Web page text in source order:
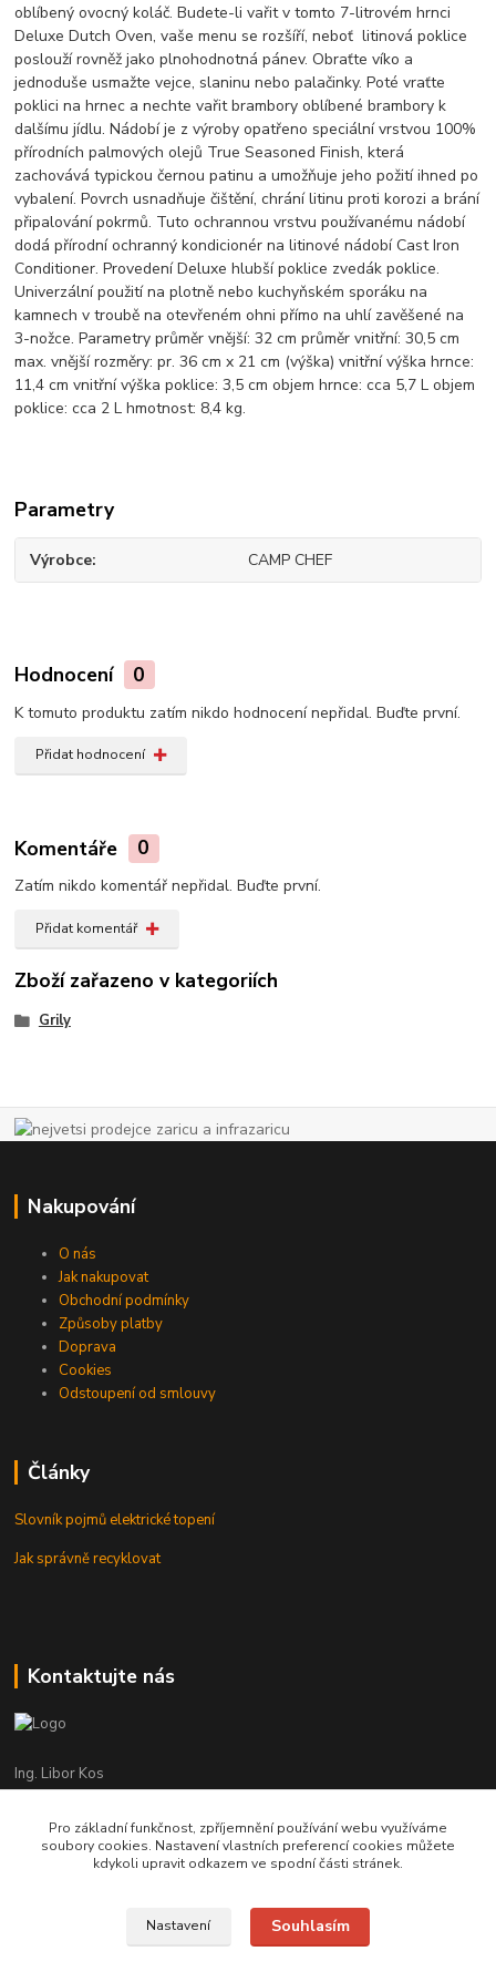
oblíbený ovocný koláč. Budete-li vařit v tomto 7-litrovém hrnci
Deluxe Dutch Oven, vaše menu se rozšíří, neboť litinová poklice
poslouží rovněž jako plnohodnotná pánev. Obraťte víko a
jednoduše usmažte vejce, slaninu nebo palačinky. Poté vraťte
poklici na hrnec a nechte vařit brambory oblíbené brambory k
dalšímu jídlu. Nádobí je z výroby opatřeno speciální vrstvou 100%
přírodních palmových olejů True Seasoned Finish, která
zachovává typickou černou patinu a umožňuje jeho požití ihned po
vybalení. Povrch usnadňuje čištění, chrání litinu proti korozi a brání
připalování pokrmů. Tuto ochrannou vrstvu používanému nádobí
dodá přírodní ochranný kondicionér na litinové nádobí Cast Iron
Conditioner. Provedení Deluxe hlubší poklice zvedák poklice.
Univerzální použití na plotně nebo kuchyňském sporáku na
kamnech v troubě na otevřeném ohni přímo na uhlí zavěšené na
3-nožce. Parametry průměr vnější: 32 cm průměr vnitřní: 30,5 cm
max. vnější rozměry: pr. 36 cm x 21 cm (výška) vnitřní výška hrnce:
11,4 cm vnitřní výška poklice: 3,5 cm objem hrnce: cca 5,7 L objem
poklice: cca 2 L hmotnost: 8,4 kg.
Parametry
Výrobce CAMP CHEF
Hodnocení 0
K tomuto produktu zatím nikdo hodnocení nepřidal. Buďte první.
Přidat hodnocení
Komentáře 0
Zatím nikdo komentář nepřidal. Buďte první.
Přidat komentář
Zboží zařazeno v kategoriích
Grily
Nakupování
O nás
Jak nakupovat
Obchodní podmínky
Způsoby platby
Doprava
Cookies
Odstoupení od smlouvy
Články
Slovník pojmů elektrické topení
Jak správně recyklovat
Kontaktujte nás
Ing. Libor Kos
+420 601 555 225
(Po-Pá: 8-17:00 hod.)
info@infrasystemy.cz
Pro základní funkčnost, zpříjemnění používání webu využíváme
soubory cookies. Nastavení vlastních preferencí cookies můžete
kdykoli upravit odkazem ve spodní části stránek.
Nastavení Souhlasím